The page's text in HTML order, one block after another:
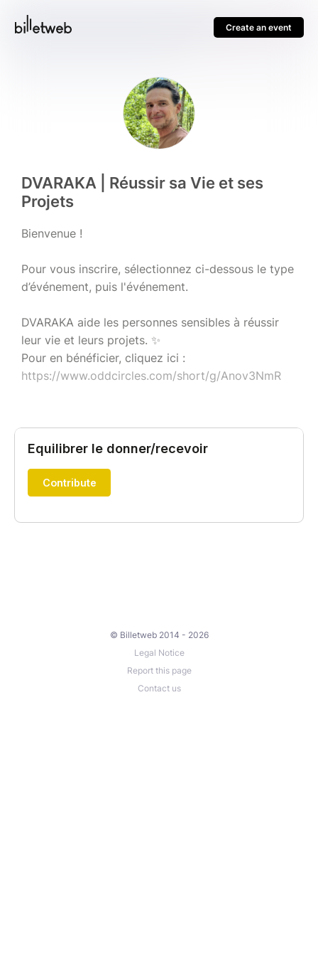
Create an event
DVARAKA | Réussir sa Vie et ses
Projets
Bienvenue !
Pour vous inscrire, sélectionnez ci-dessous le type
d’événement, puis l'événement.
DVARAKA aide les personnes sensibles à réussir
leur vie et leurs projets. ✨
Pour en bénéficier, cliquez ici :
https://www.oddcircles.com/short/g/Anov3NmR
© Billetweb 2014 - 2026
Legal Notice
Report this page
Contact us